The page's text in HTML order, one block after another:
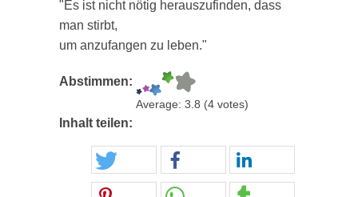
"Es ist nicht nötig herauszufinden, dass
man stirbt,
um anzufangen zu leben."
Abstimmen:
Average: 3.8 (4 votes)
Inhalt teilen: